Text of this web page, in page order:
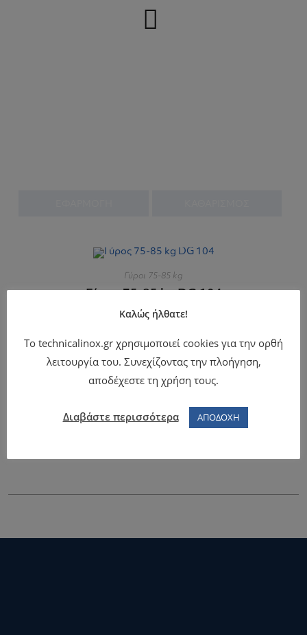
Γύροι 75-85 kg
Γύρος 75-85 kg ND 3
Καλώς ήλθατε!
Το technicalinox.gr χρησιμοποιεί cookies για την ορθή
λειτουργία του. Συνεχίζοντας την πλοήγηση,
αποδέχεστε τη χρήση τους.
Διαβάστε περισσότερα ΑΠΟΔΟΧΗ